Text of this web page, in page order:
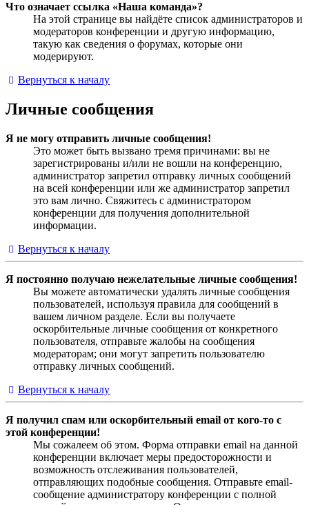
Что означает ссылка «Наша команда»?
На этой странице вы найдёте список администраторов и
модераторов конференции и другую информацию,
такую как сведения о форумах, которые они
модерируют.
Вернуться к началу
Личные сообщения
Я не могу отправить личные сообщения!
Это может быть вызвано тремя причинами: вы не
зарегистрированы и/или не вошли на конференцию,
администратор запретил отправку личных сообщений
на всей конференции или же администратор запретил
это вам лично. Свяжитесь с администратором
конференции для получения дополнительной
информации.
Вернуться к началу
Я постоянно получаю нежелательные личные сообщения!
Вы можете автоматически удалять личные сообщения
пользователей, используя правила для сообщений в
вашем личном разделе. Если вы получаете
оскорбительные личные сообщения от конкретного
пользователя, отправьте жалобы на сообщения
модераторам; они могут запретить пользователю
отправку личных сообщений.
Вернуться к началу
Я получил спам или оскорбительный email от кого-то с
этой конференции!
Мы сожалеем об этом. Форма отправки email на данной
конференции включает меры предосторожности и
возможность отслеживания пользователей,
отправляющих подобные сообщения. Отправьте email-
сообщение администратору конференции с полной